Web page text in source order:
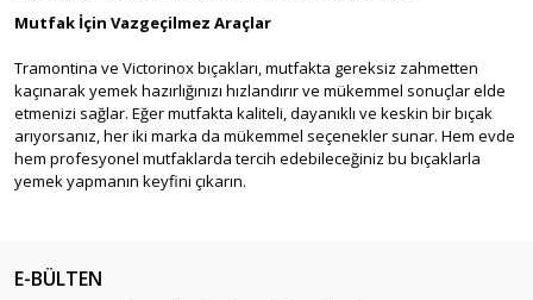
Mutfak İçin Vazgeçilmez Araçlar
Tramontina ve Victorinox bıçakları, mutfakta gereksiz zahmetten
kaçınarak yemek hazırlığınızı hızlandırır ve mükemmel sonuçlar elde
etmenizi sağlar. Eğer mutfakta kaliteli, dayanıklı ve keskin bir bıçak
arıyorsanız, her iki marka da mükemmel seçenekler sunar. Hem evde
hem profesyonel mutfaklarda tercih edebileceğiniz bu bıçaklarla
yemek yapmanın keyfini çıkarın.
E-BÜLTEN